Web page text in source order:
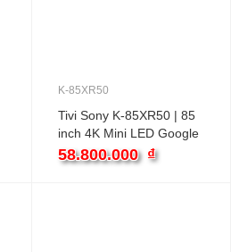
K-85XR50
Tivi Sony K-85XR50 | 85
inch 4K Mini LED Google
58.800.000 ₫